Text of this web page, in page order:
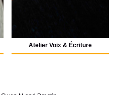
Atelier Voix & Écriture